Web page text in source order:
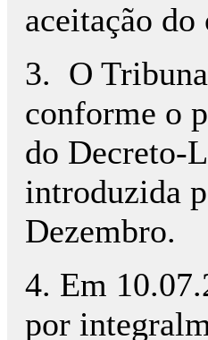
aceitação
3. O
conforme o
do Decreto-
introduzida
Dezembro.
4. Em
por